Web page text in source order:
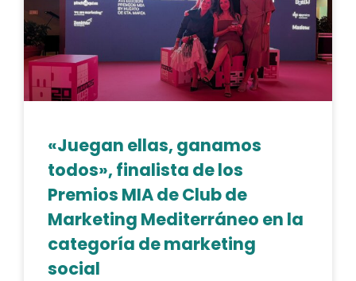
«Juegan ellas, ganamos
todos», finalista de los
Premios MIA de Club de
Marketing Mediterráneo en la
categoría de marketing
social